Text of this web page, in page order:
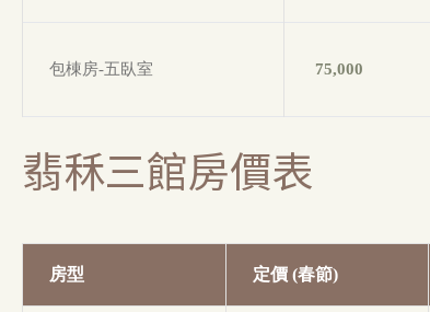
包棟房-五臥室 75,000
翡秝三館房價表
房型 定價 (春節)